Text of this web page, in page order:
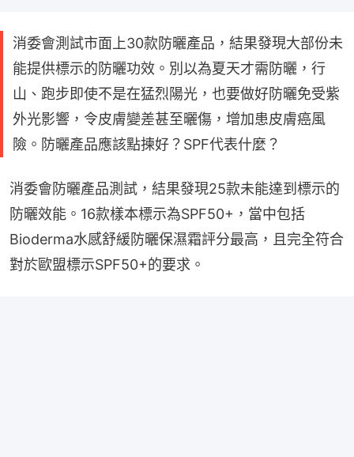
消委會測試市面上30款防曬產品，結果發現大部份未
能提供標示的防曬功效。別以為夏天才需防曬，行
山、跑步即使不是在猛烈陽光，也要做好防曬免受紫
外光影響，令皮膚變差甚至曬傷，增加患皮膚癌風
險。防曬產品應該點揀好？SPF代表什麼？
消委會防曬產品測試，結果發現25款未能達到標示的
防曬效能。16款樣本標示為SPF50+，當中包括
Bioderma水感舒緩防曬保濕霜評分最高，且完全符合
對於歐盟標示SPF50+的要求。